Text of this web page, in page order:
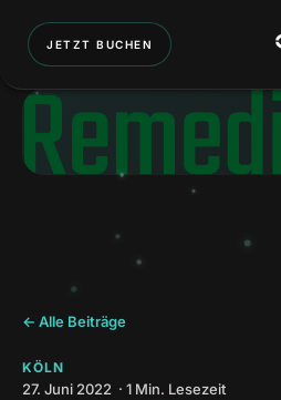
JETZT BUCHEN
← Alle Beiträge
KÖLN
27. Juni 2022 · 1 Min. Lesezeit